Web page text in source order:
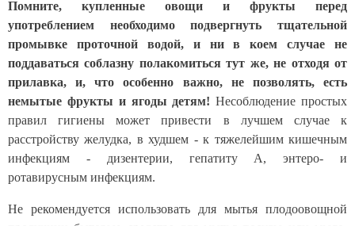
Помните, купленные овощи и фрукты перед
употреблением необходимо подвергнуть тщательной
промывке проточной водой, и ни в коем случае не
поддаваться соблазну полакомиться тут же, не отходя от
прилавка, и, что особенно важно, не позволять, есть
немытые фрукты и ягоды детям! Несоблюдение простых
правил гигиены может привести в лучшем случае к
расстройству желудка, в худшем - к тяжелейшим кишечным
инфекциям - дизентерии, гепатиту А, энтеро- и
ротавирусным инфекциям.
Не рекомендуется использовать для мытья плодоовощной